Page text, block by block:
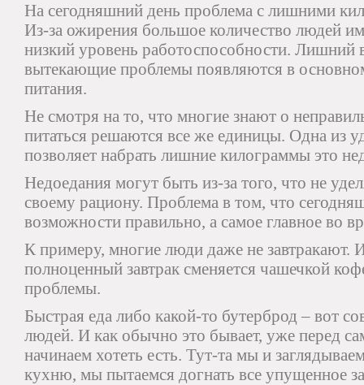
На сегодняшний день проблема с лишними
Из-за ожирения большое количество людей
низкий уровень работоспособности. Лишний
вытекающие проблемы появляются в
питания.
Не смотря на то, что многие знают о
питаться решаются все же единицы. Одна из
позволяет набрать лишние килограммы это
Недоедания могут быть из-за того, что не
своему рациону. Проблема в том, что
возможности правильно, а самое главное во
К примеру, многие люди даже не завтракают.
полноценный завтрак сменяется чашечкой
проблемы.
Быстрая еда либо какой-то бутерброд – вот
людей. И как обычно это бывает, уже перед
начинаем хотеть есть. Тут-та мы и
кухню, мы пытаемся догнать все упущенное